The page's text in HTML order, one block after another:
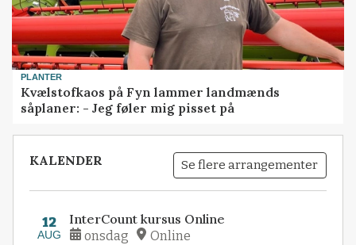
PLANTER
Kvælstofkaos på Fyn lammer landmænds
såplaner: - Jeg føler mig pisset på
KALENDER Se flere arrangementer
12
AUG
InterCount kursus Online
onsdag Online